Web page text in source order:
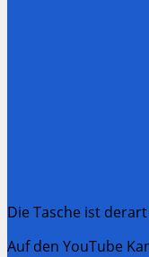
Die Tasche ist
Auf den YouTube